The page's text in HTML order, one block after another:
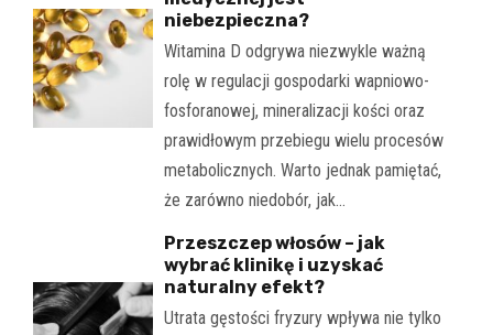
niebezpieczna?
Witamina D odgrywa niezwykle ważną
rolę w regulacji gospodarki wapniowo-
fosforanowej, mineralizacji kości oraz
prawidłowym przebiegu wielu procesów
metabolicznych. Warto jednak pamiętać,
że zarówno niedobór, jak…
Przeszczep włosów – jak
wybrać klinikę i uzyskać
naturalny efekt?
Utrata gęstości fryzury wpływa nie tylko